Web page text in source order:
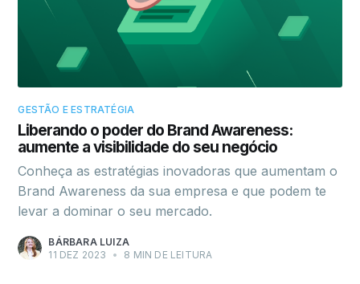
GESTÃO E ESTRATÉGIA
Liberando o poder do Brand Awareness:
aumente a visibilidade do seu negócio
Conheça as estratégias inovadoras que aumentam o
Brand Awareness da sua empresa e que podem te
levar a dominar o seu mercado.
BÁRBARA LUIZA
11 DEZ 2023
• 8 MIN DE LEITURA